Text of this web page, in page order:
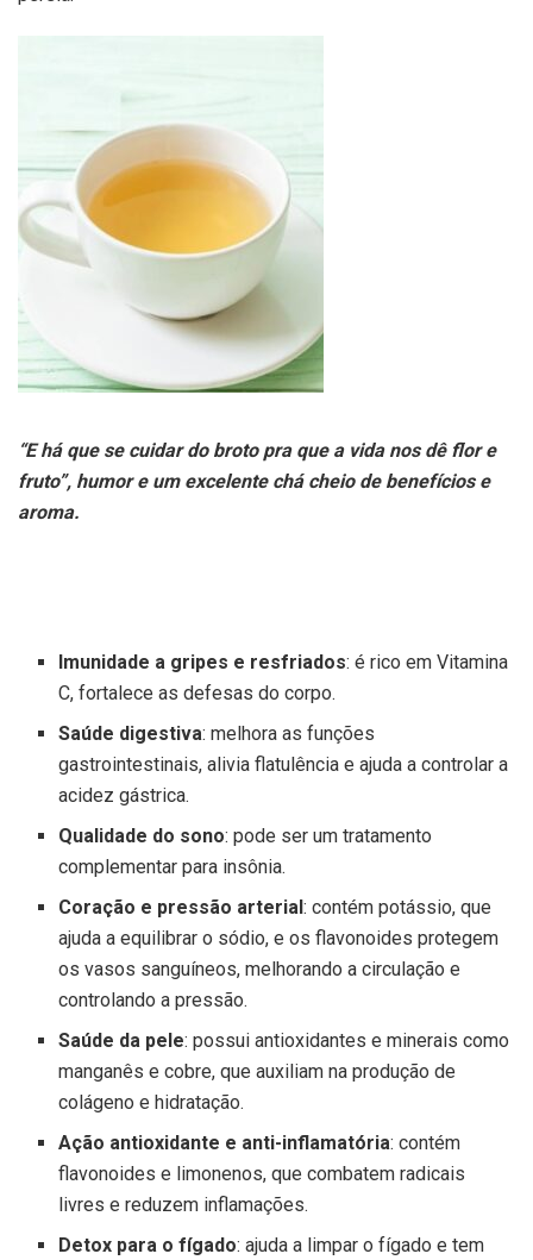
“E há que se cuidar do broto pra que a vida nos dê flor e
fruto”, humor e um excelente chá cheio de benefícios e
aroma.
Imunidade a gripes e resfriados: é rico em Vitamina
C, fortalece as defesas do corpo.
Saúde digestiva: melhora as funções
gastrointestinais, alivia flatulência e ajuda a controlar a
acidez gástrica.
Qualidade do sono: pode ser um tratamento
complementar para insônia.
Coração e pressão arterial: contém potássio, que
ajuda a equilibrar o sódio, e os flavonoides protegem
os vasos sanguíneos, melhorando a circulação e
controlando a pressão.
Saúde da pele: possui antioxidantes e minerais como
manganês e cobre, que auxiliam na produção de
colágeno e hidratação.
Ação antioxidante e anti-inflamatória: contém
flavonoides e limonenos, que combatem radicais
livres e reduzem inflamações.
Detox para o fígado: ajuda a limpar o fígado e tem